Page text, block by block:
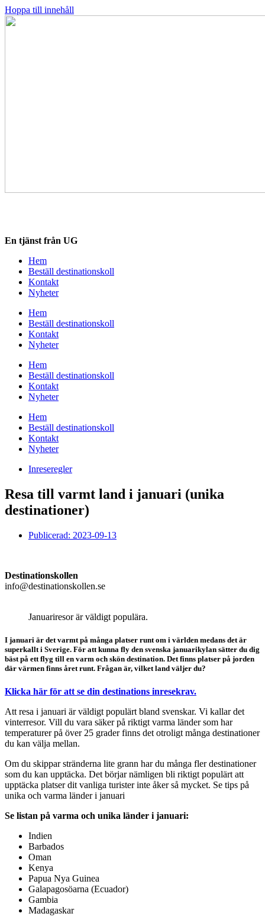
Hoppa till innehåll
En tjänst från UG
Hem
Beställ destinationskoll
Kontakt
Nyheter
Hem
Beställ destinationskoll
Kontakt
Nyheter
Hem
Beställ destinationskoll
Kontakt
Nyheter
Hem
Beställ destinationskoll
Kontakt
Nyheter
Inreseregler
Resa till varmt land i januari (unika
destinationer)
Publicerad: 2023-09-13
Destinationskollen
info@destinationskollen.se
Januariresor är väldigt populära.
I januari är det varmt på många platser runt om i världen medans det är
superkallt i Sverige. För att kunna fly den svenska januarikylan sätter du dig
bäst på ett flyg till en varm och skön destination. Det finns platser på jorden
där värmen finns året runt. Frågan är, vilket land väljer du?
Klicka här för att se din destinations inresekrav.
Att resa i januari är väldigt populärt bland svenskar. Vi kallar det
vinterresor. Vill du vara säker på riktigt varma länder som har
temperaturer på över 25 grader finns det otroligt många destinationer
du kan välja mellan.
Om du skippar stränderna lite grann har du många fler destinationer
som du kan upptäcka. Det börjar nämligen bli riktigt populärt att
upptäcka platser dit vanliga turister inte åker så mycket. Se tips på
unika och varma länder i januari
Se listan på varma och unika länder i januari:
Indien
Barbados
Oman
Kenya
Papua Nya Guinea
Galapagosöarna (Ecuador)
Gambia
Madagaskar